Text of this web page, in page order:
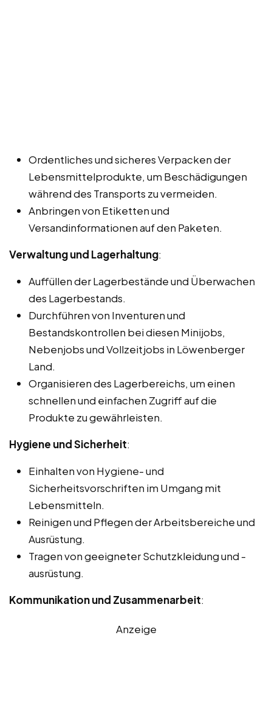
Ordentliches und sicheres Verpacken der
Lebensmittelprodukte, um Beschädigungen
während des Transports zu vermeiden.
Anbringen von Etiketten und
Versandinformationen auf den Paketen.
Verwaltung und Lagerhaltung:
Auffüllen der Lagerbestände und Überwachen
des Lagerbestands.
Durchführen von Inventuren und
Bestandskontrollen bei diesen Minijobs,
Nebenjobs und Vollzeitjobs in Löwenberger
Land.
Organisieren des Lagerbereichs, um einen
schnellen und einfachen Zugriff auf die
Produkte zu gewährleisten.
Hygiene und Sicherheit:
Einhalten von Hygiene- und
Sicherheitsvorschriften im Umgang mit
Lebensmitteln.
Reinigen und Pflegen der Arbeitsbereiche und
Ausrüstung.
Tragen von geeigneter Schutzkleidung und -
ausrüstung.
Kommunikation und Zusammenarbeit:
Anzeige